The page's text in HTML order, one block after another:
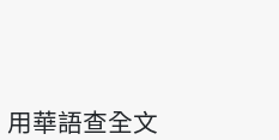
用華語查全文